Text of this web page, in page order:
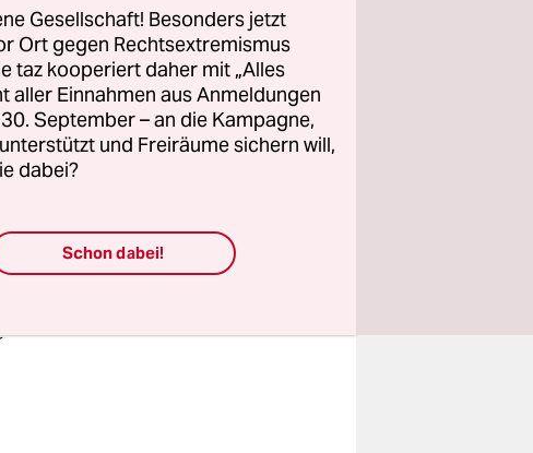
ist.
Partido
diesem
ist der
seit
210
Gesellschaft! Besonders jetzt
Ort gegen Rechtsextremismus
taz kooperiert daher mit „Alles
aller Einnahmen aus Anmeldungen
September – an die Kampagne,
und Freiräume sichern will,
dabei?
Schon dabei!